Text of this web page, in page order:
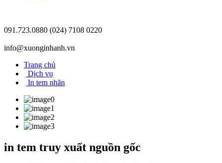
091.723.0880 (024) 7108 0220
info@xuonginhanh.vn
Trang chủ
Dịch vụ
In tem nhãn
in tem truy xuất nguồn gốc